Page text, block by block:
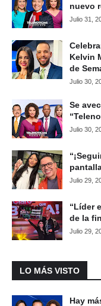
nuevo
Julio 31,
Kelvin
de
Julio 30,
Se
Julio 30,
Julio 29,
“Líder
de la
Julio 29,
LO MÁS VISTO
Hay